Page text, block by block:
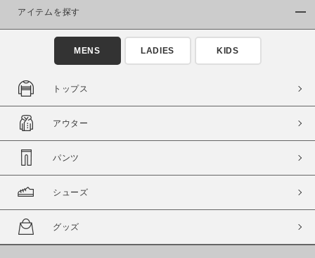
アイテムを探す
MENS LADIES KIDS
トップス
アウター
パンツ
シューズ
グッズ